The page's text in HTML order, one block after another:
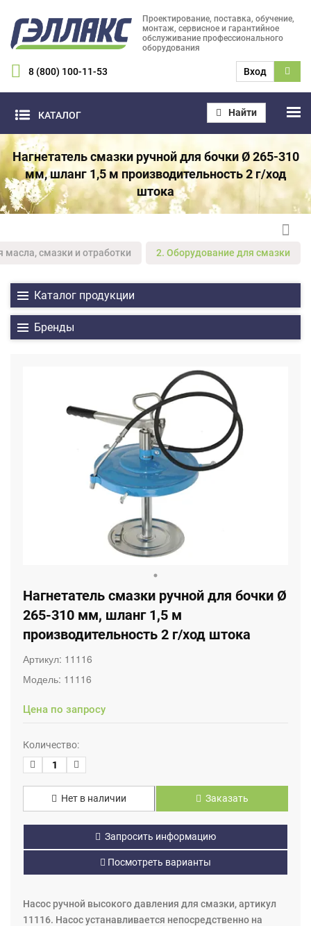
Проектирование, поставка, обучение,
монтаж, сервисное и гарантийное
обслуживание профессионального
оборудования
8 (800) 100-11-53 Вход
КАТАЛОГ Найти
Нагнетатель смазки ручной для бочки Ø 265-310
мм, шланг 1,5 м производительность 2 г/ход
штока
смазки и отработки 2. Оборудование для смазки
Каталог продукции
Бренды
Нагнетатель смазки ручной для бочки Ø
265-310 мм, шланг 1,5 м
производительность 2 г/ход штока
Артикул: 11116
Модель: 11116
Цена по запросу
Количество:
Нет в наличии Заказать
Запросить информацию
Посмотреть варианты
Насос ручной высокого давления для смазки, артикул
11116. Насос устанавливается непосредственно на